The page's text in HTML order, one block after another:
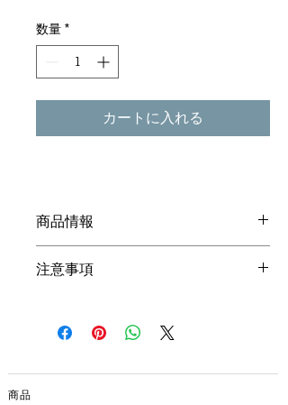
数量 *
カートに入れる
商品情報
素材 綿100％
手ぬぐいで応援しよう♬
注意事項
掲載してありますが、モニター等の違い
で多少の差異が生ずる事もありますの
商品